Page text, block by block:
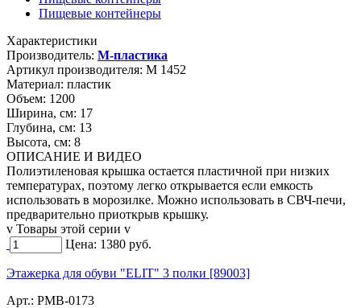
Пищевые контейнеры
Характеристики
Производитель: М-пластика
Артикул производителя: М 1452
Материал: пластик
Объем: 1200
Ширина, см: 17
Глубина, см: 13
Высота, см: 8
ОПИСАНИЕ И ВИДЕО
Полиэтиленовая крышка остается пластичной при низких
температурах, поэтому легко открывается если емкость
использовать в морозилке. Можно использовать в СВЧ-печи,
предварительно приоткрыв крышку.
v Товары этой серии v
Цена: 1380 руб.
Этажерка для обуви "ELIT" 3 полки [89003]
Арт.: PMB-0173